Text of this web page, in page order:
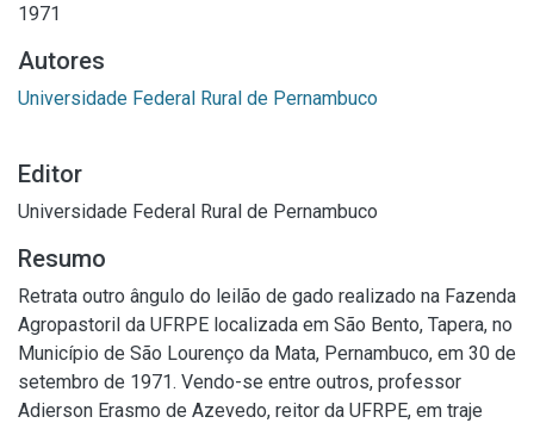
1971
Autores
Universidade Federal Rural de Pernambuco
Editor
Universidade Federal Rural de Pernambuco
Resumo
Retrata outro ângulo do leilão de gado realizado na Fazenda
Agropastoril da UFRPE localizada em São Bento, Tapera, no
Município de São Lourenço da Mata, Pernambuco, em 30 de
setembro de 1971. Vendo-se entre outros, professor
Adierson Erasmo de Azevedo, reitor da UFRPE, em traje